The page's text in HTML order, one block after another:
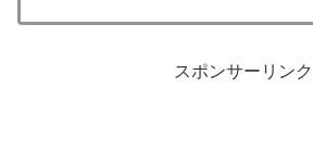
スポンサーリンク